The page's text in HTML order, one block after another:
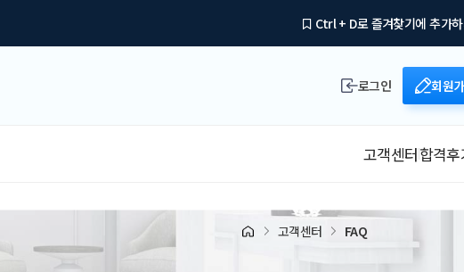
Ctrl + D로 즐겨찾기에 추가
로그인 회원
고객센터합격
고객센터 FAQ